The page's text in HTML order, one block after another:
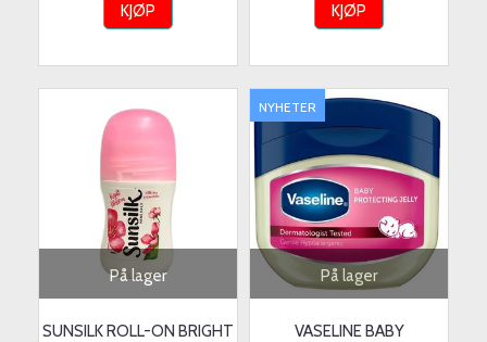
KJØP KJØP
På lager
SUNSILK ROLL-ON BRIGHT
På lager
NYHETER
VASELINE BABY